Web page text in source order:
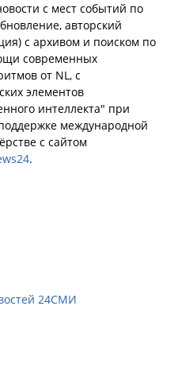
с мест событий по
авторский
с архивом и поиском по
современных
от NL, с
элементов
интеллекта" при
международной
с сайтом
.
24СМИ